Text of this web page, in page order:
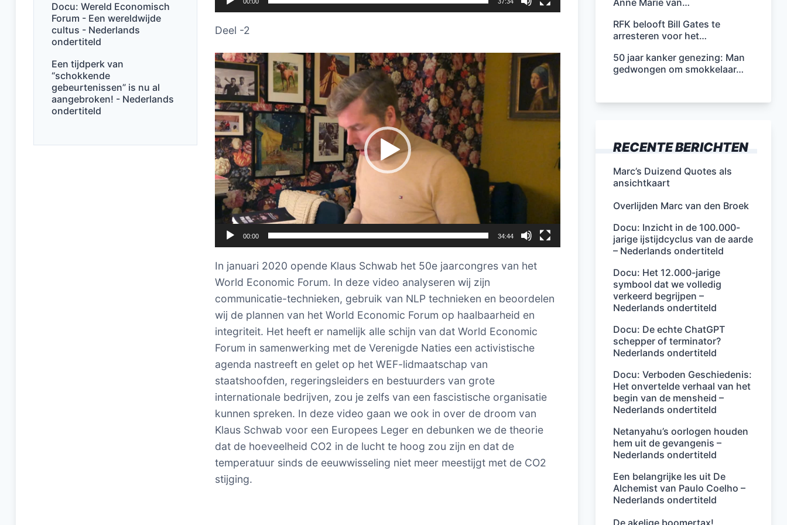
Docu: Wereld Economisch
Forum - Een wereldwijde
cultus - Nederlands
ondertiteld
Een tijdperk van
“schokkende
gebeurtenissen” is nu al
aangebroken! - Nederlands
ondertiteld
Deel -2
Videospeler
00:00 34:44
In januari 2020 opende Klaus Schwab het 50e jaarcongres van het
World Economic Forum. In deze video analyseren wij zijn
communicatie-technieken, gebruik van NLP technieken en beoordelen
wij de plannen van het World Economic Forum op haalbaarheid en
integriteit. Het heeft er namelijk alle schijn van dat World Economic
Forum in samenwerking met de Verenigde Naties een activistische
agenda nastreeft en gelet op het WEF-lidmaatschap van
staatshoofden, regeringsleiders en bestuurders van grote
internationale bedrijven, zou je zelfs van een fascistische organisatie
kunnen spreken. In deze video gaan we ook in over de droom van
Klaus Schwab voor een Europees Leger en debunken we de theorie
dat de hoeveelheid CO2 in de lucht te hoog zou zijn en dat de
temperatuur sinds de eeuwwisseling niet meer meestijgt met de CO2
stijging.
Anne Marie van…
RFK belooft Bill Gates te
arresteren voor het…
50 jaar kanker genezing: Man
gedwongen om smokkelaar…
RECENTE BERICHTEN
Marc’s Duizend Quotes als
ansichtkaart
Overlijden Marc van den Broek
Docu: Inzicht in de 100.000-
jarige ijstijdcyclus van de aarde
– Nederlands ondertiteld
Docu: Het 12.000-jarige
symbool dat we volledig
verkeerd begrijpen –
Nederlands ondertiteld
Docu: De echte ChatGPT
schepper of terminator?
Nederlands ondertiteld
Docu: Verboden Geschiedenis:
Het onvertelde verhaal van het
begin van de mensheid –
Nederlands ondertiteld
Netanyahu’s oorlogen houden
hem uit de gevangenis –
Nederlands ondertiteld
Een belangrijke les uit De
Alchemist van Paulo Coelho –
Nederlands ondertiteld
De akelige boomertax!